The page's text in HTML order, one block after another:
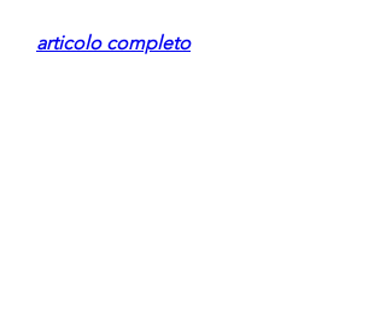
articolo completo